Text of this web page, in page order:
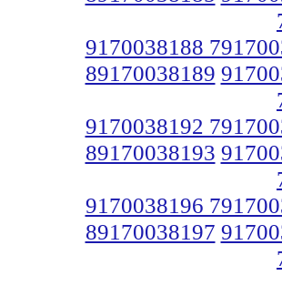
9170038188
89170038189
9170038192
89170038193
9170038196
89170038197